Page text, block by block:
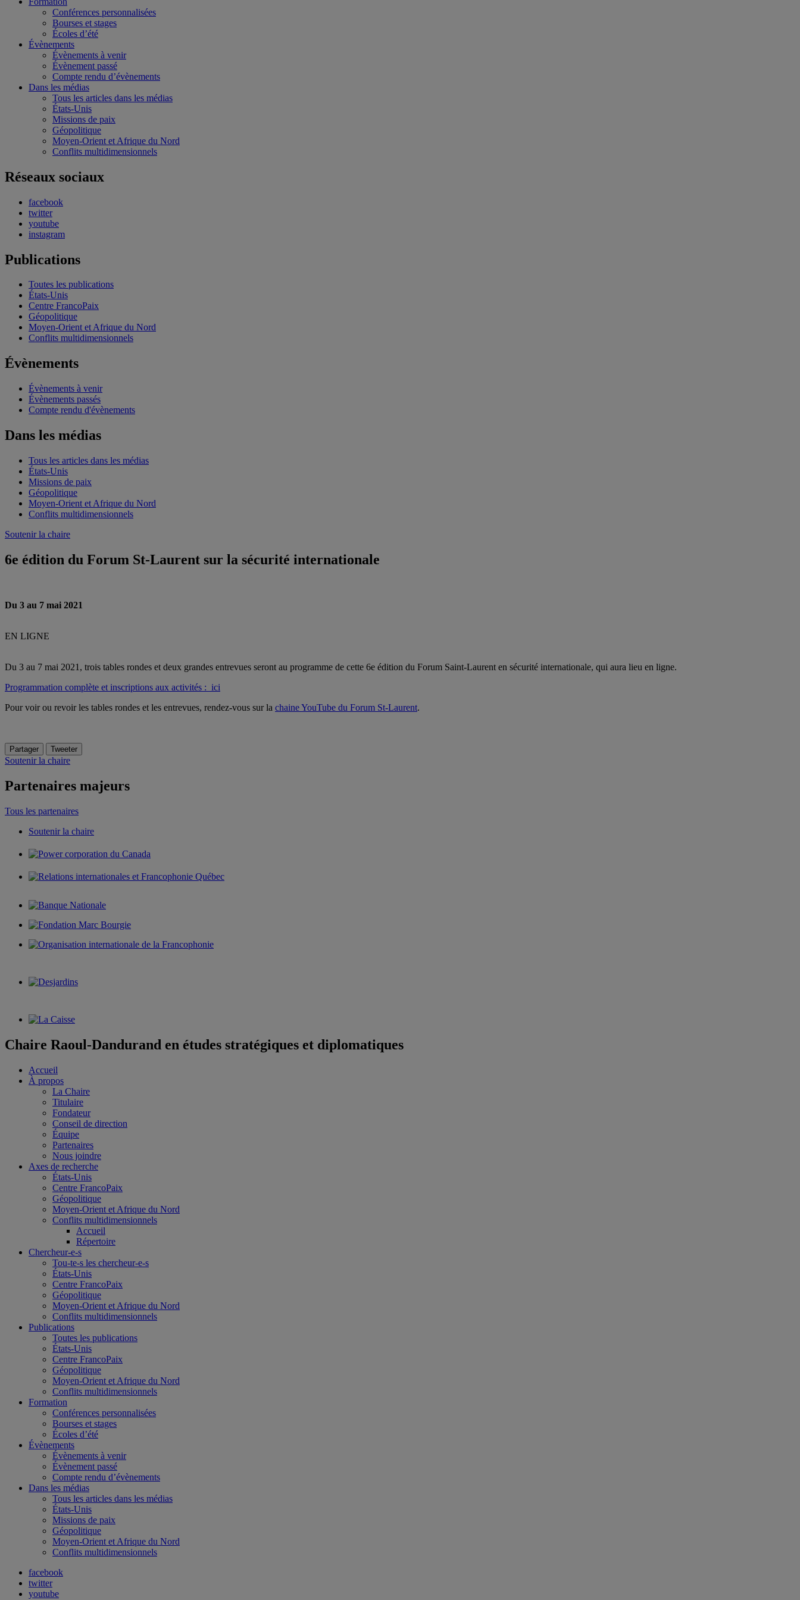
Conférences personnalisées
Bourses et stages
Écoles d’été
Évènements
Évènements à venir
Évènement passé
Compte rendu d’évènements
Dans les médias
Tous les articles dans les médias
États-Unis
Missions de paix
Géopolitique
Moyen-Orient et Afrique du Nord
Conflits multidimensionnels
Réseaux sociaux
facebook
twitter
youtube
instagram
Publications
Toutes les publications
États-Unis
Centre FrancoPaix
Géopolitique
Moyen-Orient et Afrique du Nord
Conflits multidimensionnels
Évènements
Évènements à venir
Évènements passés
Compte rendu d'évènements
Dans les médias
Tous les articles dans les médias
États-Unis
Missions de paix
Géopolitique
Moyen-Orient et Afrique du Nord
Conflits multidimensionnels
Soutenir la chaire
6e édition du Forum St-Laurent sur la sécurité internationale
Du 3 au 7 mai 2021
EN LIGNE
Du 3 au 7 mai 2021, trois tables rondes et deux grandes entrevues seront au programme de cette 6e édition du Forum Saint-Laurent en sécurité internationale, qui aura lieu en ligne.
Programmation complète et inscriptions aux activités : ici
Pour voir ou revoir les tables rondes et les entrevues, rendez-vous sur la chaine YouTube du Forum St-Laurent.
Partager Tweeter
Soutenir la chaire
Partenaires majeurs
Tous les partenaires
Soutenir la chaire
Chaire Raoul-Dandurand en études stratégiques et diplomatiques
Accueil
À propos
La Chaire
Titulaire
Fondateur
Conseil de direction
Équipe
Partenaires
Nous joindre
Axes de recherche
États-Unis
Centre FrancoPaix
Géopolitique
Moyen-Orient et Afrique du Nord
Conflits multidimensionnels
Accueil
Répertoire
Chercheur-e-s
Tou-te-s les chercheur-e-s
États-Unis
Centre FrancoPaix
Géopolitique
Moyen-Orient et Afrique du Nord
Conflits multidimensionnels
Publications
Toutes les publications
États-Unis
Centre FrancoPaix
Géopolitique
Moyen-Orient et Afrique du Nord
Conflits multidimensionnels
Formation
Conférences personnalisées
Bourses et stages
Écoles d’été
Évènements
Évènements à venir
Évènement passé
Compte rendu d’évènements
Dans les médias
Tous les articles dans les médias
États-Unis
Missions de paix
Géopolitique
Moyen-Orient et Afrique du Nord
Conflits multidimensionnels
facebook
twitter
youtube